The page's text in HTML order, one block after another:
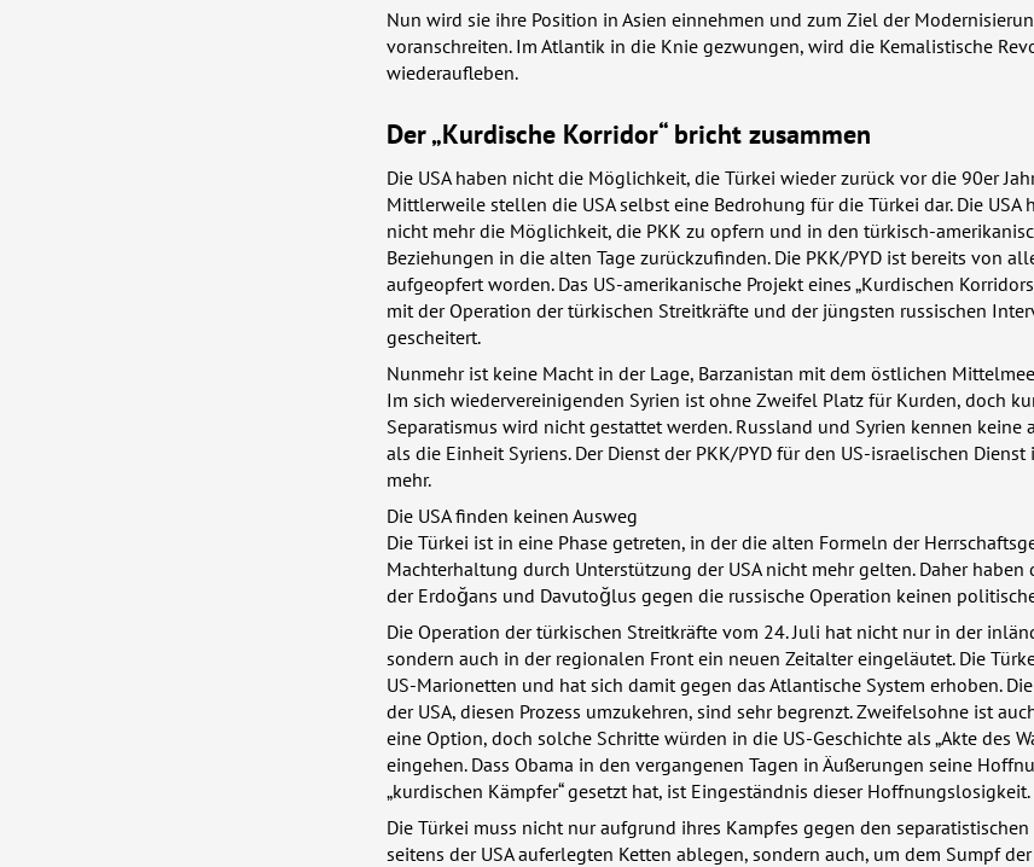
Nun wird sie ihre Position in Asien einnehmen und zum Ziel der
voranschreiten. Im Atlantik in die Knie gezwungen, wird die Kemalistische
wiederaufleben.
Der „Kurdische Korridor“ bricht zusammen
Die USAhaben nicht die Möglichkeit, die Türkei wieder zurück vor die 90er
Mittlerweile stellen die USAselbst eine Bedrohung für die Türkei dar. Die USA
nicht mehr die Möglichkeit, die PKK zu opfern und in den türkisch-
Beziehungen in die alten Tage zurückzufinden. Die PKK/PYD ist bereits von
aufgeopfert worden. Das US-amerikanische Projekt eines „Kurdischen
mit der Operation der türkischen Streitkräfte und der jüngsten russischen
gescheitert.
Nunmehr ist keine Macht in der Lage, Barzanistan mit dem östlichen
Im sich wiedervereinigenden Syrien ist ohne Zweifel Platz für Kurden, doch
Separatismus wird nicht gestattet werden. Russland und Syrien kennen keine
als die Einheit Syriens. Der Dienst der PKK/PYD für den US-israelischen
mehr.
Die USAfinden keinen Ausweg
Die Türkei ist in eine Phase getreten, in der die alten Formeln der
Machterhaltung durch Unterstützung der USAnicht mehr gelten. Daher haben
der Erdoğans und Davutoğlus gegen die russische Operation keinen
Die Operation der türkischen Streitkräfte vom 24. Juli hat nicht nur in der
sondern auch in der regionalen Front ein neuen Zeitalter eingeläutet. Die
US-Marionetten und hat sich damit gegen das Atlantische System erhoben.
der USA, diesen Prozess umzukehren, sind sehr begrenzt. Zweifelsohne ist
eine Option, doch solche Schritte würden in die US-Geschichte als „Akte des
eingehen. Dass Obama in den vergangenen Tagen in Äußerungen seine
„kurdischen Kämpfer“ gesetzt hat, ist Eingeständnis dieser Hoffnungslosigkeit.
Die Türkei muss nicht nur aufgrund ihres Kampfes gegen den separatistischen
seitens der USAauferlegten Ketten ablegen, sondern auch, um dem Sumpf